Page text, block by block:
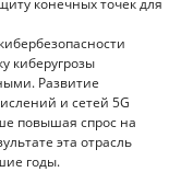
киберугрозы
Развитие
и сетей 5G
повышая спрос на
эта отрасль
годы.